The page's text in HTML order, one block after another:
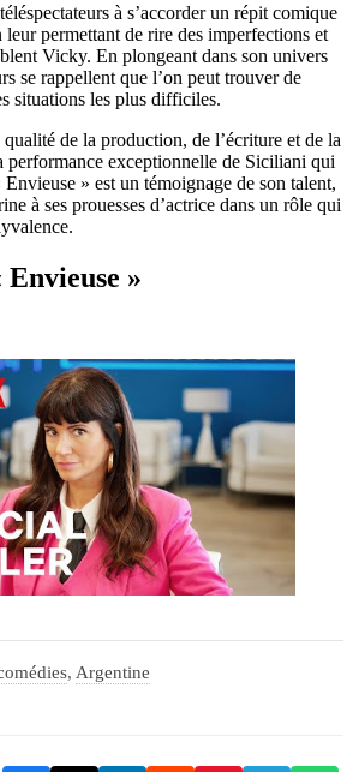
à s’accorder un répit comique
permettant de rire des imperfections et
Vicky. En plongeant dans son univers
se rappellent que l’on peut trouver de
situations les plus difficiles.
de la production, de l’écriture et de la
performance exceptionnelle de Siciliani qui
» est un témoignage de son talent,
à ses prouesses d’actrice dans un rôle qui
»
, Argentine